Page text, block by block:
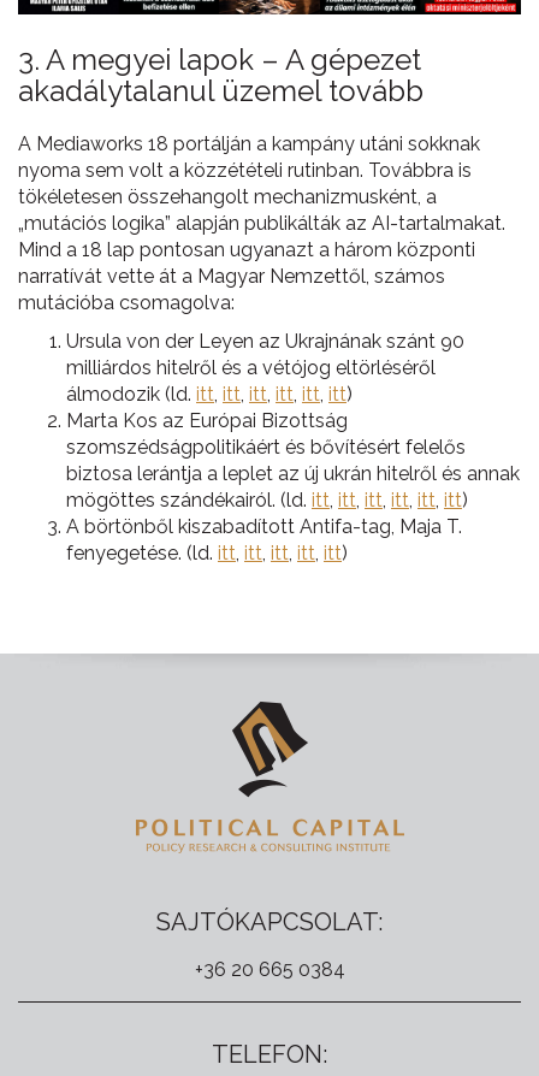
3. A megyei lapok – A gépezet
akadálytalanul üzemel tovább
A Mediaworks 18 portálján a kampány utáni sokknak
nyoma sem volt a közzétételi rutinban. Továbbra is
tökéletesen összehangolt mechanizmusként, a
„mutációs logika” alapján publikálták az AI-tartalmakat.
Mind a 18 lap pontosan ugyanazt a három központi
narratívát vette át a Magyar Nemzettől, számos
mutációba csomagolva:
Ursula von der Leyen az Ukrajnának szánt 90
milliárdos hitelről és a vétójog eltörléséről
álmodozik (ld. itt, itt, itt, itt, itt, itt)
Marta Kos az Európai Bizottság
szomszédságpolitikáért és bővítésért felelős
biztosa lerántja a leplet az új ukrán hitelről és annak
mögöttes szándékairól. (ld. itt, itt, itt, itt, itt, itt)
A börtönből kiszabadított Antifa-tag, Maja T.
fenyegetése. (ld. itt, itt, itt, itt, itt)
SAJTÓKAPCSOLAT:
+36 20 665 0384
TELEFON: